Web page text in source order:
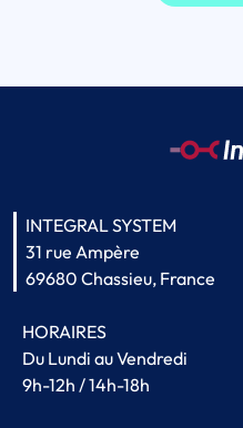
INTEGRAL SYSTEM
31 rue Ampère
69680 Chassieu, France
HORAIRES
Du Lundi au Vendredi
9h-12h / 14h-18h